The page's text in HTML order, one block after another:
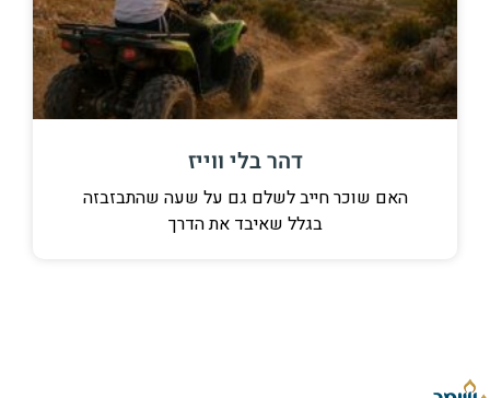
דהר בלי ווייז
האם שוכר חייב לשלם גם על שעה שהתבזבזה
בגלל שאיבד את הדרך